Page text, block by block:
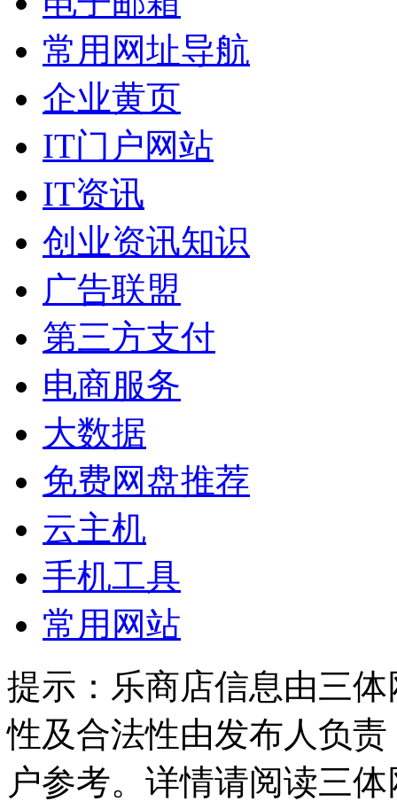
常用网址导航
企业黄页
IT门户网站
IT资讯
创业资讯知识
广告联盟
第三方支付
电商服务
大数据
免费网盘推荐
云主机
手机工具
常用网站
提示： 乐商店信息由三
性及合法性由发布人负
户参考。详情请阅读三